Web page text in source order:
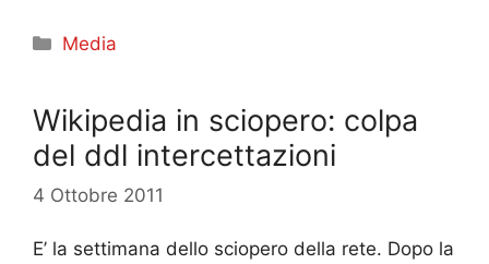
Categorie
Media
Wikipedia in sciopero: colpa
del ddl intercettazioni
4 Ottobre 2011
E’ la settimana dello sciopero della rete. Dopo la